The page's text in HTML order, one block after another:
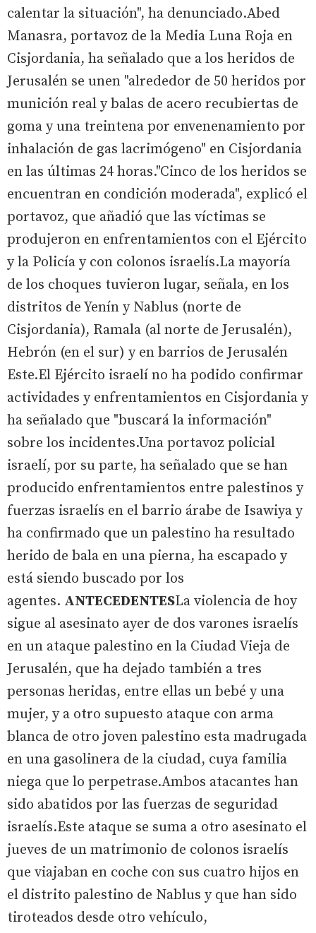
calentar la situación", ha denunciado.Abed
Manasra, portavoz de la Media Luna Roja en
Cisjordania, ha señalado que a los heridos de
Jerusalén se unen "alrededor de 50 heridos por
munición real y balas de acero recubiertas de
goma y una treintena por envenenamiento por
inhalación de gas lacrimógeno" en Cisjordania
en las últimas 24 horas."Cinco de los heridos se
encuentran en condición moderada", explicó el
portavoz, que añadió que las víctimas se
produjeron en enfrentamientos con el Ejército
y la Policía y con colonos israelís.La mayoría
de los choques tuvieron lugar, señala, en los
distritos de Yenín y Nablus (norte de
Cisjordania), Ramala (al norte de Jerusalén),
Hebrón (en el sur) y en barrios de Jerusalén
Este.El Ejército israelí no ha podido confirmar
actividades y enfrentamientos en Cisjordania y
ha señalado que "buscará la información"
sobre los incidentes.Una portavoz policial
israelí, por su parte, ha señalado que se han
producido enfrentamientos entre palestinos y
fuerzas israelís en el barrio árabe de Isawiya y
ha confirmado que un palestino ha resultado
herido de bala en una pierna, ha escapado y
está siendo buscado por los
agentes. ANTECEDENTESLa violencia de hoy
sigue al asesinato ayer de dos varones israelís
en un ataque palestino en la Ciudad Vieja de
Jerusalén, que ha dejado también a tres
personas heridas, entre ellas un bebé y una
mujer, y a otro supuesto ataque con arma
blanca de otro joven palestino esta madrugada
en una gasolinera de la ciudad, cuya familia
niega que lo perpetrase.Ambos atacantes han
sido abatidos por las fuerzas de seguridad
israelís.Este ataque se suma a otro asesinato el
jueves de un matrimonio de colonos israelís
que viajaban en coche con sus cuatro hijos en
el distrito palestino de Nablus y que han sido
tiroteados desde otro vehículo,